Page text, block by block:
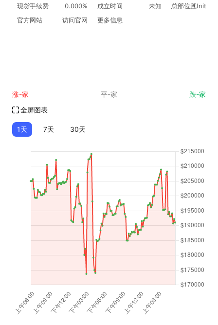
0.000%
现货手续费 未知
成立时间 United
总部位置
访问官网
官方网站 更多信息
涨-家 跌-家
平-家
全屏图表
1天 7天 30天